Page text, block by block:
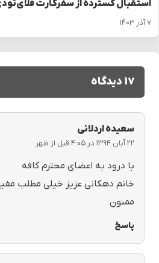
استقبال گسترده از سفرکارت
۷ آذر ۱۴۰۳
۱۷ دیدگاه
سعیده اردلانی
۲۲ آبان ۱۳۹۴ در ۴:۰۵ قبل از ظهر
با درود به اعضای محترم کافه
خانم دهکانی عزیز خیلی مطلب
ممنون
پاسخ